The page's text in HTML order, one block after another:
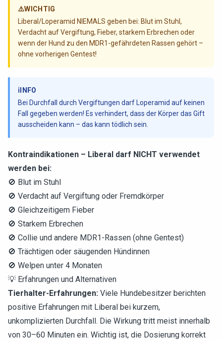
⚠️WICHTIG
Liberal/Loperamid NIEMALS geben bei: Blut im Stuhl,
Verdacht auf Vergiftung, Fieber, starkem Erbrechen oder
wenn der Hund zu den MDR1-gefährdeten Rassen gehört –
ohne vorherigen Gentest!
ℹ️ INFO
Bei Durchfall durch Vergiftungen darf Loperamid auf keinen
Fall gegeben werden! Es verhindert, dass der Körper das Gift
ausscheiden kann – das kann tödlich sein.
Kontraindikationen – Liberal darf NICHT verwendet
werden bei:
🚫 Blut im Stuhl
🚫 Verdacht auf Vergiftung oder Fremdkörper
🚫 Gleichzeitigem Fieber
🚫 Starkem Erbrechen
🚫 Collie und andere MDR1-Rassen (ohne Gentest)
🚫 Trächtigen oder säugenden Hündinnen
🚫 Welpen unter 4 Monaten
💡 Erfahrungen und Alternativen
Tierhalter-Erfahrungen: Viele Hundebesitzer berichten
positive Erfahrungen mit Liberal bei kurzem,
unkomplizierten Durchfall. Die Wirkung tritt meist innerhalb
von 30–60 Minuten ein. Wichtig ist, die Dosierung korrekt